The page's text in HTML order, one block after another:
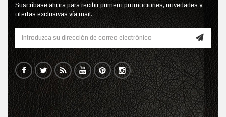
Suscríbase ahora para recibir primero promociones, novedades y
ofertas exclusivas vía mail.